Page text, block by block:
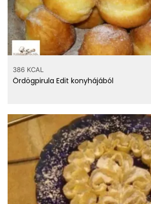
386 KCAL
Ördögpirula Edit konyhájából